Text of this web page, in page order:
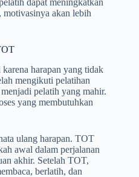
dapat meningkatkan
motivasinya akan lebih
harapan yang tidak
mengikuti pelatihan
pelatih yang mahir.
yang membutuhkan
ulang harapan. TOT
awal dalam perjalanan
akhir. Setelah TOT,
berlatih, dan